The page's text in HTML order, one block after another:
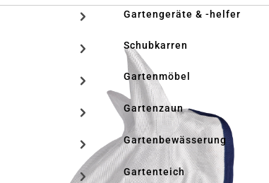
Gartengeräte & -helfer
Schubkarren
Gartenmöbel
Gartenzaun
Gartenbewässerung
Gartenteich